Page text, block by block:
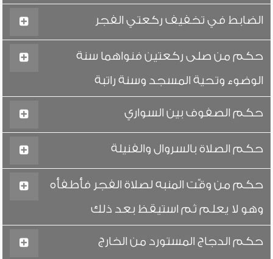
الضابط في تخفيف ركعتي الفجر
حكم من صلى ركعتين فنواهما سنة
الوضوء وتحية المسجد وسنة راتبة
حكم الصفوف بين السواري
حكم الصلاة بالسروال والفنيلة
حكم من وقّت المنبه لصلاة الفجر فأطفأه
وهو لا يعلم ثم استيقظ بعد ذلك
حكم الدجاج المستورد من الخارج